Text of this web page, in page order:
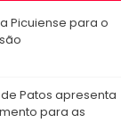
Picuiense para o
Patos apresenta
para as